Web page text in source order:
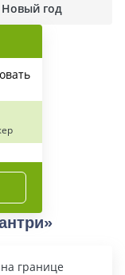
Новый год
границе